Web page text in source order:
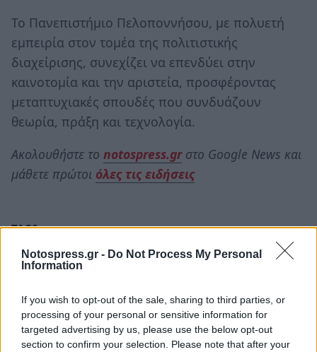
Notospress.gr - Do Not Process My Personal
Information
If you wish to opt-out of the sale, sharing to third parties, or
processing of your personal or sensitive information for
targeted advertising by us, please use the below opt-out
section to confirm your selection. Please note that after your
Το Πανεπιστήμιο Πελοποννήσου, με πολυετή
εμπειρία στον τομέα της πολιτιστικής
διαχείρισης, συνεχίζει να επενδύει στην
καινοτομία και την αριστεία, προσφέροντας
μεταπτυχιακές σπουδές που συνδυάζουν
θεωρία, πράξη και τεχνολογία.
Ακολουθήστε το notospress.grστο Google News και
μάθετε πρώτοι όλες τις ειδήσεις
TAGS: MANTECH
ΜΕΤΑΠΤΥΧΙΑΚΟ ΠΡΟΓΡΑΜΜΑ
ΠΑΝΕΠΙΣΤΗΜΙΟ ΠΕΛΟΠΟΝΝΗΣΟΥ
ΕΚΠΑΙΔΕΥΣΗ